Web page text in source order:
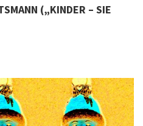
(„KINDER – SIE